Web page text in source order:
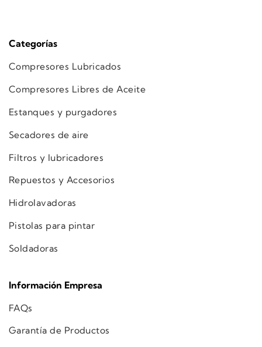
Categorías
Compresores Lubricados
Compresores Libres de Aceite
Estanques y purgadores
Secadores de aire
Filtros y lubricadores
Repuestos y Accesorios
Hidrolavadoras
Pistolas para pintar
Soldadoras
Información Empresa
FAQs
Garantía de Productos